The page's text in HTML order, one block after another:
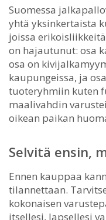
Suomessa
yhtä yksinkertaista
joissa
on hajautunut: osa
osa on
kaupungeissa, ja
tuoteryhmiin kuten
maalivahdin
oikean paikan
Selvitä ensin,
Ennen kauppaa
tilannettaan.
kokonaisen
itsellesi, lapsellesi